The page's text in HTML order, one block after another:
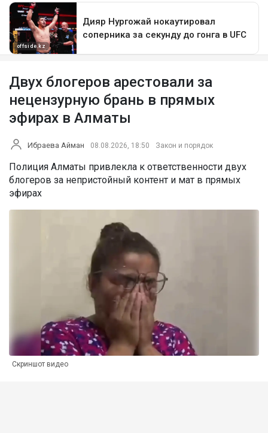
Двух блогеров арестовали за
нецензурную брань в прямых
эфирах в Алматы
Ибраева Айман 08.08.2026, 18:50 Закон и порядок
Полиция Алматы привлекла к ответственности двух
блогеров за непристойный контент и мат в прямых
эфирах
Скриншот видео